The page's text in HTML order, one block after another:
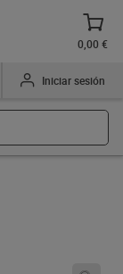
0,00 €
Iniciar sesión